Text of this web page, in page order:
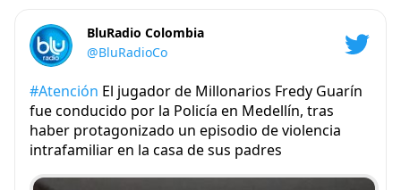
BluRadio Colombia
@BluRadioCo
#Atención El jugador de Millonarios Fredy Guarín
fue conducido por la Policía en Medellín, tras
haber protagonizado un episodio de violencia
intrafamiliar en la casa de sus padres